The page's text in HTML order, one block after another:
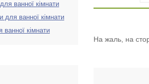
для ванної кімнати
для ванної кімнати
ванної кімнати
На жаль, на